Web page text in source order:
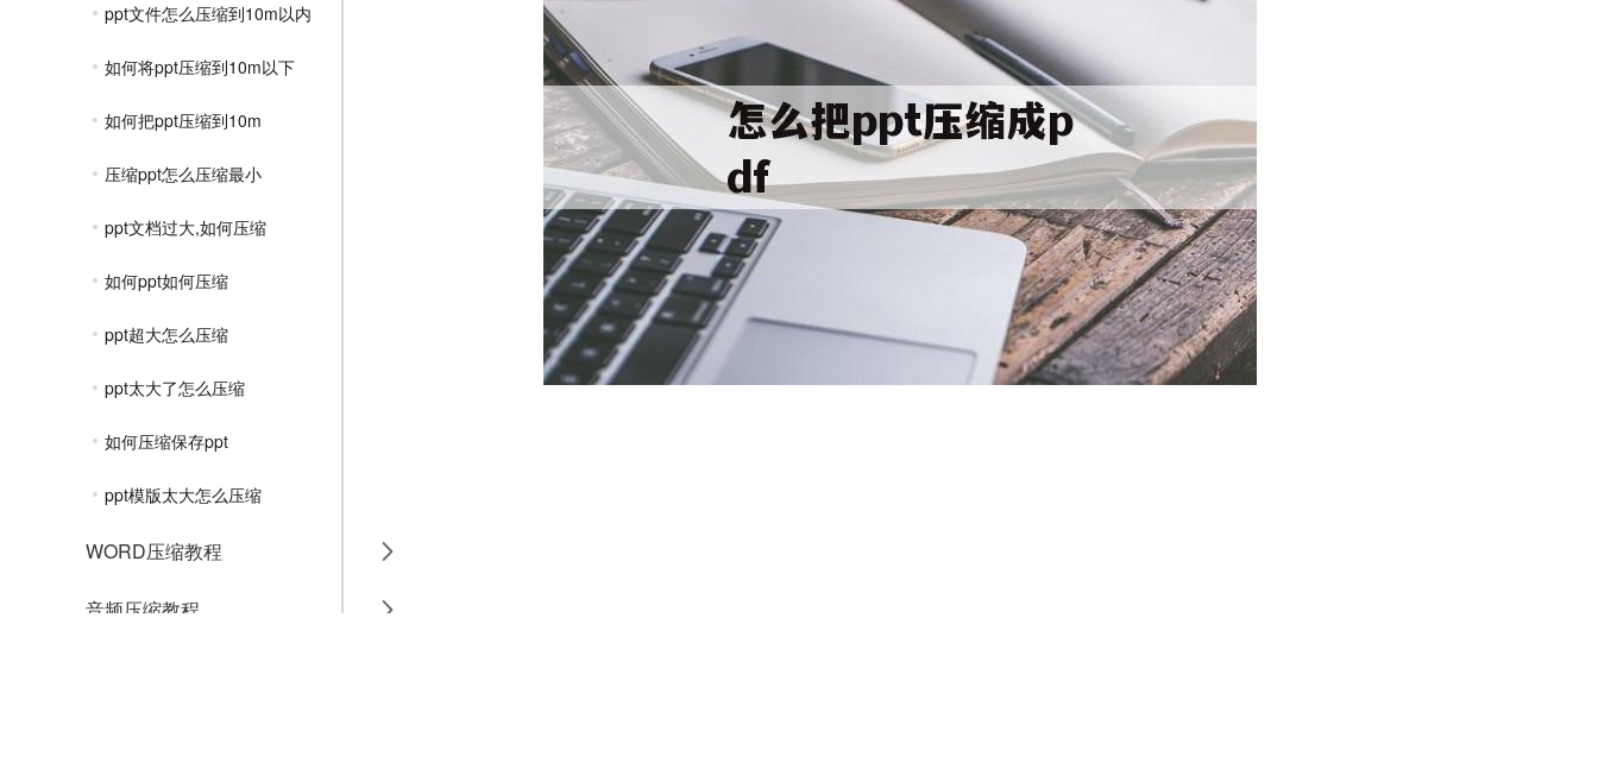
ppt文件怎么压缩到10m以内
如何将ppt压缩到10m以下
如何把ppt压缩到10m
压缩ppt怎么压缩最小
ppt文档过大,如何压缩
如何ppt如何压缩
ppt超大怎么压缩
ppt太大了怎么压缩
如何压缩保存ppt
ppt模版太大怎么压缩
WORD压缩教程
音频压缩教程